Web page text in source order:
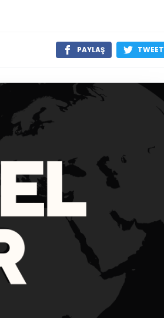
PAYLAŞ TWEET